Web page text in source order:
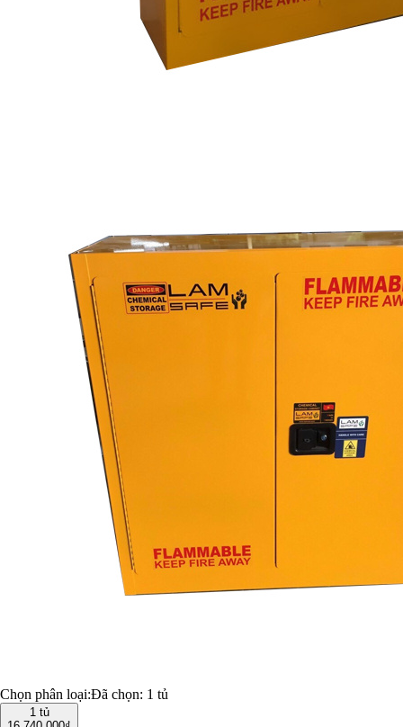
Chọn phân loại:Đã chọn: 1 tủ
1 tủ